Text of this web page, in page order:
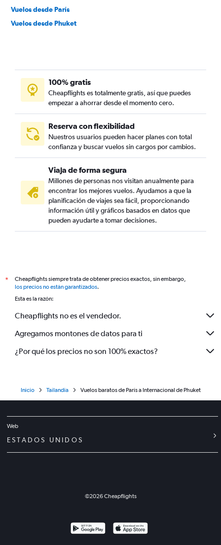
Vuelos desde París
Vuelos desde Phuket
100% gratis
Cheapflights es totalmente gratis, así que puedes
empezar a ahorrar desde el momento cero.
Reserva con flexibilidad
Nuestros usuarios pueden hacer planes con total
confianza y buscar vuelos sin cargos por cambios.
Viaja de forma segura
Millones de personas nos visitan anualmente para
encontrar los mejores vuelos. Ayudamos a que la
planificación de viajes sea fácil, proporcionando
información útil y gráficos basados en datos que
pueden ayudarte a tomar decisiones.
*
Cheapflights siempre trata de obtener precios exactos, sin embargo,
los precios no están garantizados.
Esta es la razón:
Cheapflights no es el vendedor.
Agregamos montones de datos para ti
¿Por qué los precios no son 100% exactos?
Inicio Tailandia Vuelos baratos de París a Internacional de Phuket
Web
ESTADOS UNIDOS
©2026Cheapflights